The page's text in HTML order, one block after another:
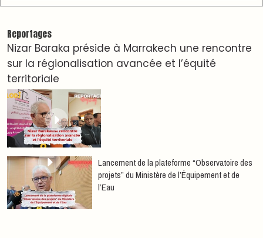
Reportages
Nizar Baraka préside à Marrakech une rencontre
sur la régionalisation avancée et l’équité
territoriale
​Lancement de la plateforme “Observatoire des
projets” du Ministère de l’Équipement et de
l’Eau